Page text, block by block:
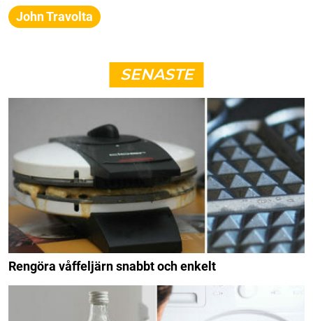
John Travolta
SENASTE
Rengöra våffeljärn snabbt och enkelt